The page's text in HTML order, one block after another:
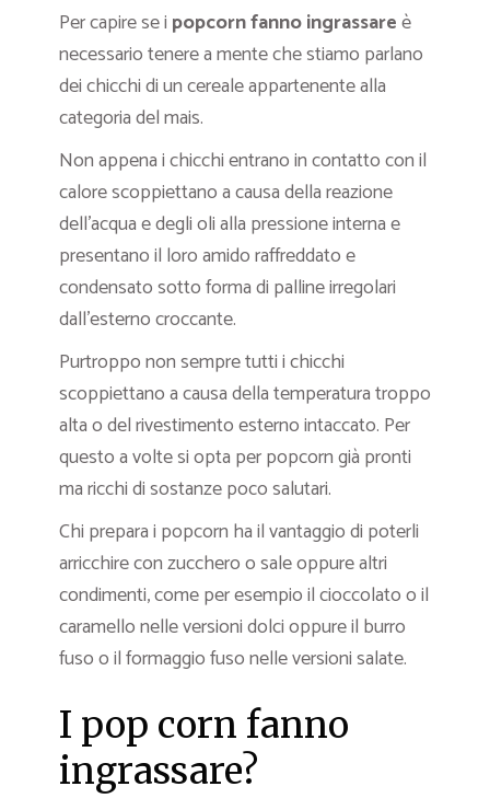
Per capire se i popcorn fanno ingrassareè
necessario tenere a mente che stiamo parlano
dei chicchi di un cereale appartenente alla
categoria del mais.
Non appena i chicchi entrano in contatto con il
calore scoppiettano a causa della reazione
dell’acqua e degli oli alla pressione interna e
presentano il loro amido raffreddato e
condensato sotto forma di palline irregolari
dall’esterno croccante.
Purtroppo non sempre tutti i chicchi
scoppiettano a causa della temperatura troppo
alta o del rivestimento esterno intaccato. Per
questo a volte si opta per popcorn già pronti
ma ricchi di sostanze poco salutari.
Chi prepara i popcorn ha il vantaggio di poterli
arricchire con zucchero o sale oppure altri
condimenti, come per esempio il cioccolato o il
caramello nelle versioni dolci oppure il burro
fuso o il formaggio fuso nelle versioni salate.
I pop corn fanno
ingrassare?